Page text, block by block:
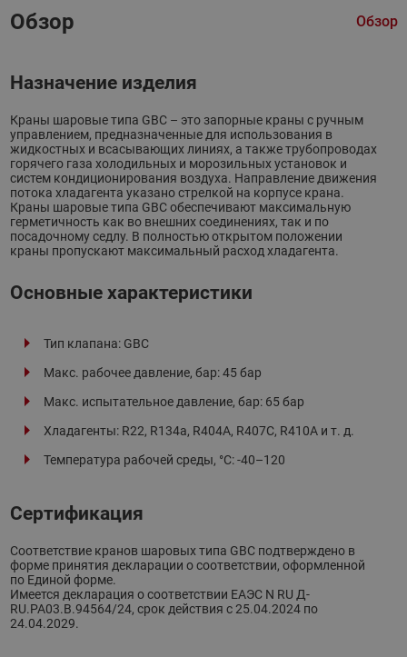
Обзор Обзор
Назначение изделия
Краны шаровые типа GBC – это запорные краны с ручным
управлением, предназначенные для использования в
жидкостных и всасывающих линиях, а также трубопроводах
горячего газа холодильных и морозильных установок и
систем кондиционирования воздуха. Направление движения
потока хладагента указано стрелкой на корпусе крана.
Краны шаровые типа GBC обеспечивают максимальную
герметичность как во внешних соединениях, так и по
посадочному седлу. В полностью открытом положении
краны пропускают максимальный расход хладагента.
Основные характеристики
Тип клапана: GBC
Макс. рабочее давление, бар: 45 бар
Макс. испытательное давление, бар: 65 бар
Хладагенты: R22, R134a, R404A, R407C, R410A и т. д.
Температура рабочей среды, °С: -40–120
Сертификация
Соответствие кранов шаровых типа GBC подтверждено в
форме принятия декларации о соответствии, оформленной
по Единой форме.
Имеется декларация о соответствии ЕАЭС N RU Д-
RU.РА03.В.94564/24, срок действия с 25.04.2024 по
24.04.2029.